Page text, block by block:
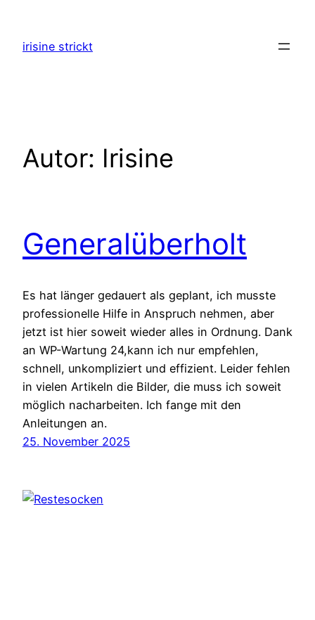
springen
irisine strickt
Autor: Irisine
Generalüberholt
Es hat länger gedauert als geplant, ich musste
professionelle Hilfe in Anspruch nehmen, aber
jetzt ist hier soweit wieder alles in Ordnung. Dank
an WP-Wartung 24,kann ich nur empfehlen,
schnell, unkompliziert und effizient. Leider fehlen
in vielen Artikeln die Bilder, die muss ich soweit
möglich nacharbeiten. Ich fange mit den
Anleitungen an.
25. November 2025